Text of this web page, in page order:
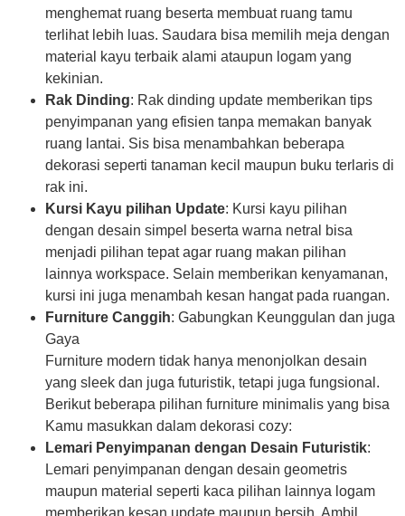
menghemat ruang beserta membuat ruang tamu
terlihat lebih luas. Saudara bisa memilih meja dengan
material kayu terbaik alami ataupun logam yang
kekinian.
Rak Dinding: Rak dinding update memberikan tips
penyimpanan yang efisien tanpa memakan banyak
ruang lantai. Sis bisa menambahkan beberapa
dekorasi seperti tanaman kecil maupun buku terlaris di
rak ini.
Kursi Kayu pilihan Update: Kursi kayu pilihan
dengan desain simpel beserta warna netral bisa
menjadi pilihan tepat agar ruang makan pilihan
lainnya workspace. Selain memberikan kenyamanan,
kursi ini juga menambah kesan hangat pada ruangan.
Furniture Canggih: Gabungkan Keunggulan dan juga
Gaya
Furniture modern tidak hanya menonjolkan desain
yang sleek dan juga futuristik, tetapi juga fungsional.
Berikut beberapa pilihan furniture minimalis yang bisa
Kamu masukkan dalam dekorasi cozy:
Lemari Penyimpanan dengan Desain Futuristik:
Lemari penyimpanan dengan desain geometris
maupun material seperti kaca pilihan lainnya logam
memberikan kesan update maupun bersih. Ambil